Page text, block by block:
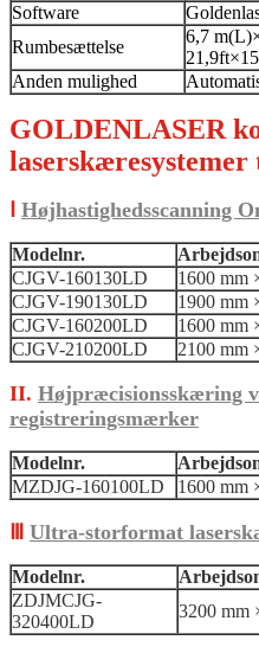
Software
Rumbesættelse
6,7
Anden mulighed
GOLDENLASER
Ⅰ Højhastighedsscanning
Modelnr.
CJGV-160130LD
1600 mm
CJGV-190130LD
1900 mm
CJGV-160200LD
1600 mm
CJGV-210200LD
2100 mm
II. Højpræcisionsskæring
registreringsmærker
Modelnr.
MZDJG-160100LD
1600 mm
Ⅲ Ultra-storformat
Modelnr.
ZDJMCJG-
320400LD
3200 mm